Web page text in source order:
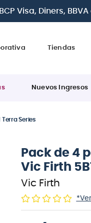
con todas las tarjetas
Tiendas
Nuevos Ingresos
Terra Series
Pack de 4
Vic Firth
Vic Firth